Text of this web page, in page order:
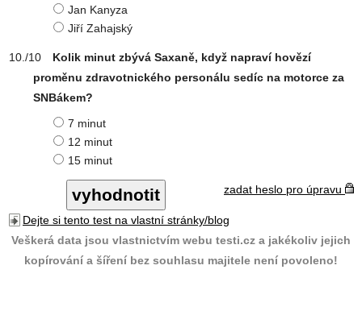
Jan Kanyza
Jiří Zahajský
Kolik minut zbývá Saxaně, když napraví hovězí
proměnu zdravotnického personálu sedíc na motorce za
SNBákem?
7 minut
12 minut
15 minut
zadat heslo pro úpravu
Dejte si tento test na vlastní stránky/blog
Veškerá data jsou vlastnictvím webu testi.cz a jakékoliv jejich
kopírování a šíření bez souhlasu majitele není povoleno!